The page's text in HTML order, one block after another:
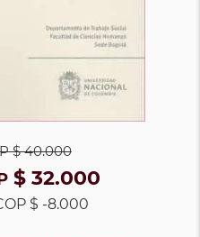
$ 40.000
$ 32.000
$ -8.000